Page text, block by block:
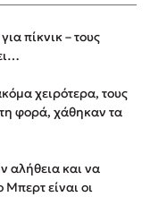
πίκνικ – τους
χειρότερα, τους
φορά, χάθηκαν τα
αλήθεια και να
είναι οι